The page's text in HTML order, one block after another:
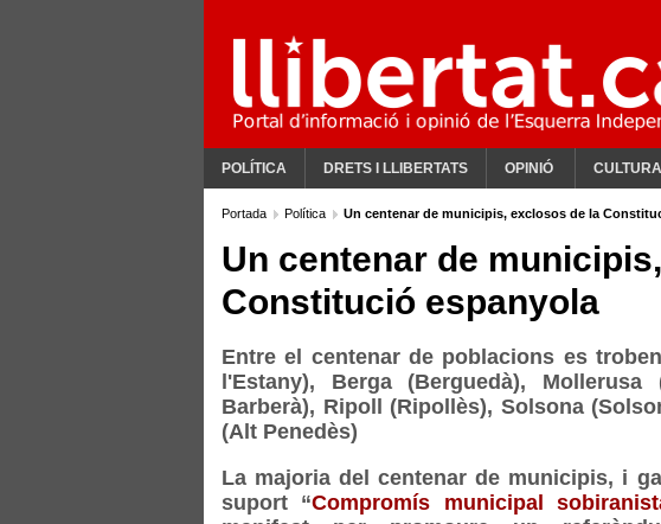
POLÍTICA DRETS I LLIBERTATS OPINIÓ CULTURA
Portada Política Un centenar de municipis, exclosos de la
Un centenar de
Constitució espanyola
Entre el centenar de poblacions es
l'Estany), Berga (Berguedà),
Barberà), Ripoll (Ripollès), Solsona
(Alt Penedès)
La majoria del centenar de municipis, i
suport “Compromís municipal